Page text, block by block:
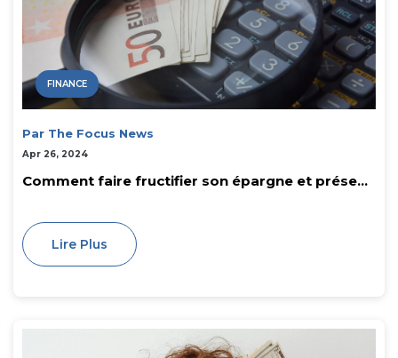
FINANCE
Par The Focus News
Apr 26, 2024
Comment faire fructifier son épargne et prése...
Lire Plus